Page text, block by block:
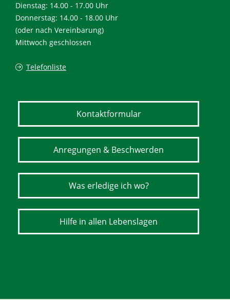
Dienstag: 14.00 - 17.00 Uhr
Donnerstag: 14.00 - 18.00 Uhr
(oder nach Vereinbarung)
Mittwoch geschlossen
Telefonliste
Kontaktformular
Anregungen & Beschwerden
Was erledige ich wo?
Hilfe in allen Lebenslagen